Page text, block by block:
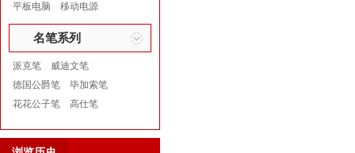
平板电脑
移动电源
名笔系列
派克笔
威迪文笔
德国公爵笔
毕加索笔
花花公子笔
高仕笔